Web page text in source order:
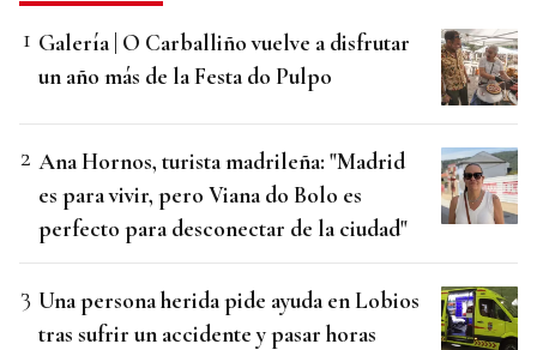
Galería | O Carballiño vuelve a disfrutar
un año más de la Festa do Pulpo
Ana Hornos, turista madrileña: "Madrid
es para vivir, pero Viana do Bolo es
perfecto para desconectar de la ciudad"
Una persona herida pide ayuda en Lobios
tras sufrir un accidente y pasar horas